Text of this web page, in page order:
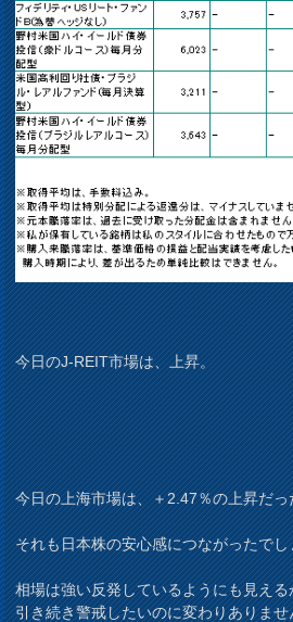
今日のJ-REIT市場は、上昇。
今日の上海市場は、＋2.47％の上昇だ
それも日本株の安心感につながったで
相場は強い反発しているようにも見え
引き続き警戒したいのに変わりありませ